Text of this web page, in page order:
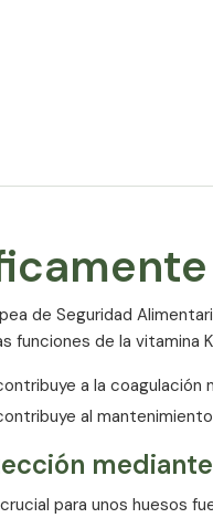
de Seguridad
funciones de la vitamina
a la coagulación
al
para unos huesos